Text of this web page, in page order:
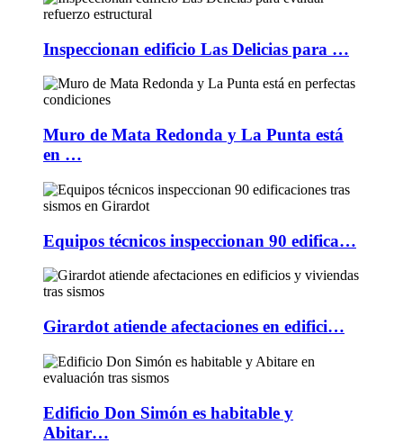
Inspeccionan edificio Las Delicias para …
Muro de Mata Redonda y La Punta está
en …
Equipos técnicos inspeccionan 90 edifica…
Girardot atiende afectaciones en edifici…
Edificio Don Simón es habitable y
Abitar…